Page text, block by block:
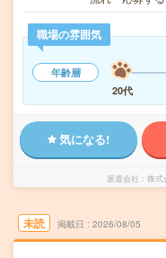
職場の雰囲気
年齢層
20代
気になる!
派遣会社 株式
未読 掲載日 2026/08/05